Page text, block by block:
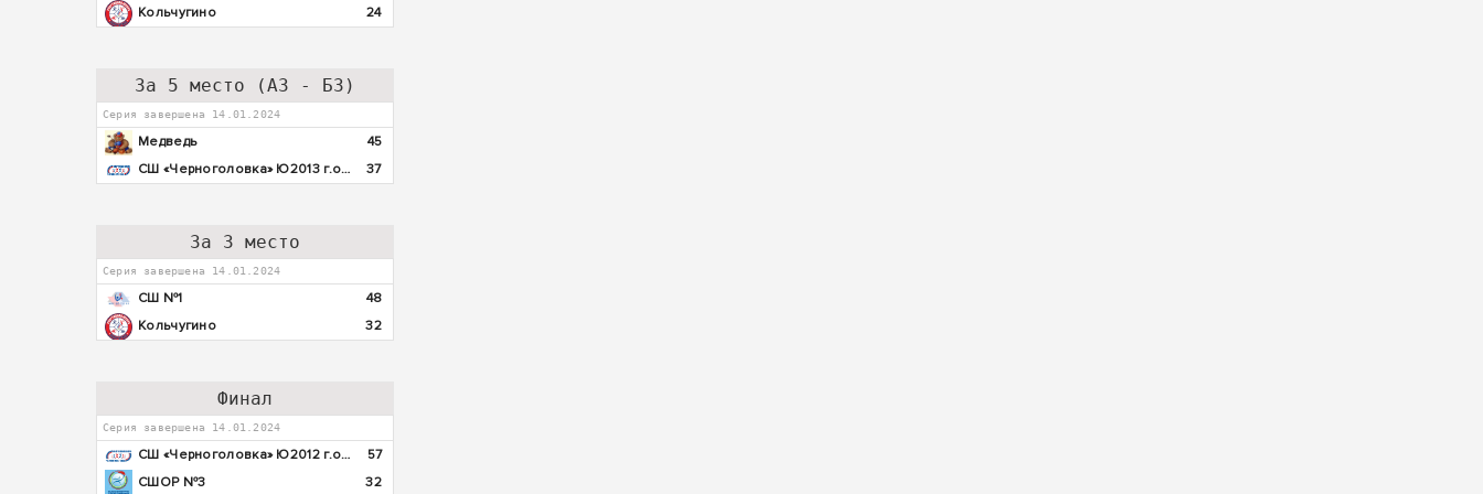
Кольчугино
24
За 5 место (А3 - Б3)
Серия завершена 14.01.2024
Медведь
45
СШ «Черноголовка» Ю2013 г.о. Черноголовка
37
За 3 место
Серия завершена 14.01.2024
СШ №1
48
Кольчугино
32
Финал
Серия завершена 14.01.2024
СШ «Черноголовка» Ю2012 г.о. Черноголовка
57
СШОР №3
32